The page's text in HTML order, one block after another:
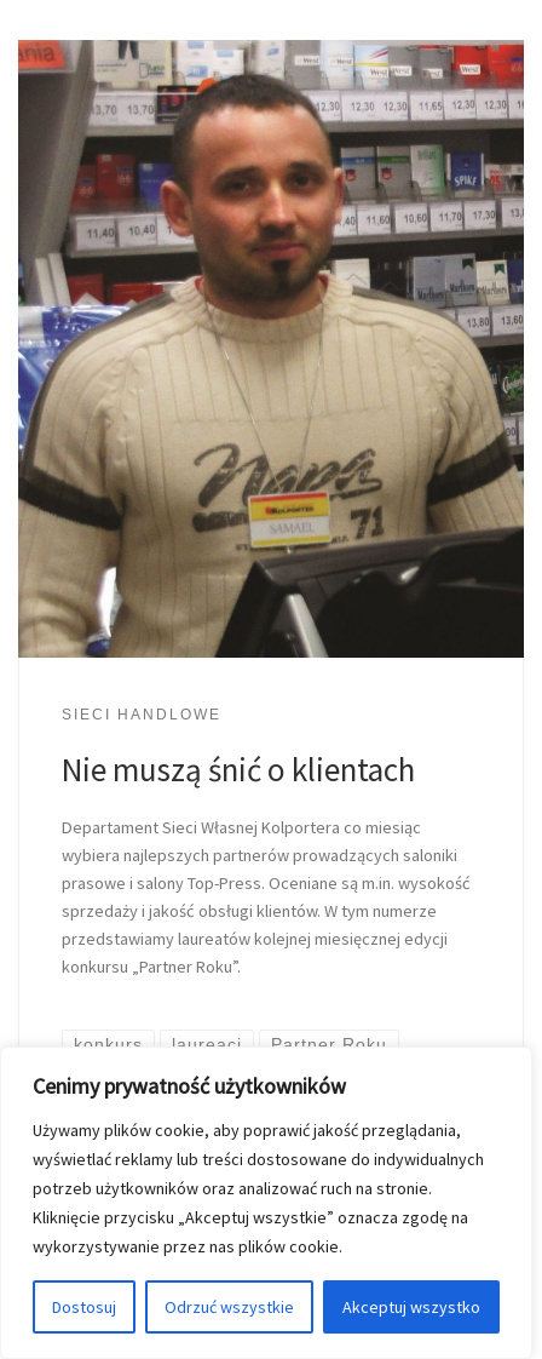
Cenimy prywatność użytkowników
Używamy plików cookie, aby poprawić jakość przeglądania,
wyświetlać reklamy lub treści dostosowane do indywidualnych
potrzeb użytkowników oraz analizować ruch na stronie.
Kliknięcie przycisku „Akceptuj wszystkie” oznacza zgodę na
wykorzystywanie przez nas plików cookie.
Dostosuj Odrzuć wszystkie Akceptuj wszystko
SIECI HANDLOWE
Nie muszą śnić o klientach
Departament Sieci Własnej Kolportera co miesiąc
wybiera najlepszych partnerów prowadzących saloniki
prasowe i salony Top-Press. Oceniane są m.in. wysokość
sprzedaży i jakość obsługi klientów. W tym numerze
przedstawiamy laureatów kolejnej miesięcznej edycji
konkursu „Partner Roku”.
konkurs laureaci Partner Roku
partnerzy
przezKinga Szymkiewicz
Opublikowano19 września 2013